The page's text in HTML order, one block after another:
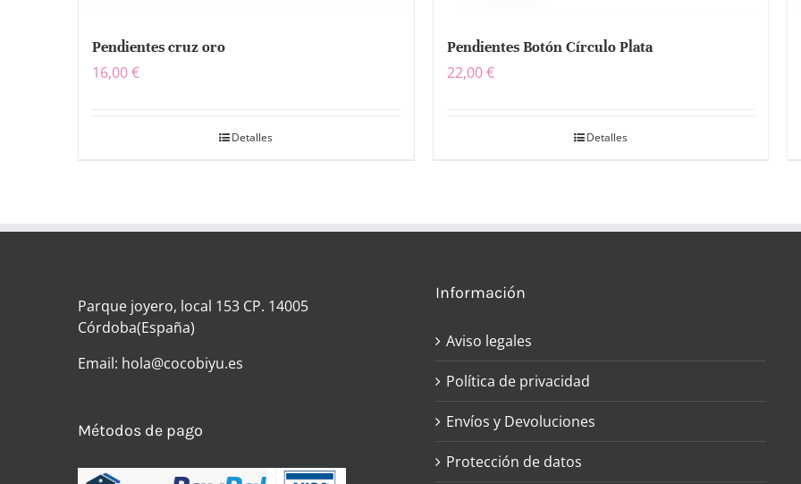
Pendientes cruz oro
16,00€
Detalles
Pendientes Botón Círculo Plata
22,00€
Detalles
Parque joyero, local 153 CP. 14005
Córdoba(España)
Email: hola@cocobiyu.es
Métodos de pago
Información
Aviso legales
Política de privacidad
Envíos y Devoluciones
Protección de datos